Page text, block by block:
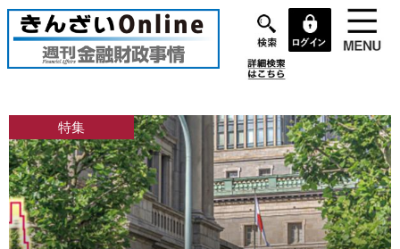
メ
イ
コ
に
動
特集